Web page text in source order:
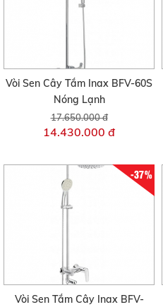
Vòi Sen Cây Tắm Inax BFV-60S
Nóng Lạnh
17.650.000 đ
14.430.000 đ
-37%
Vòi Sen Tắm Cây Inax BFV-